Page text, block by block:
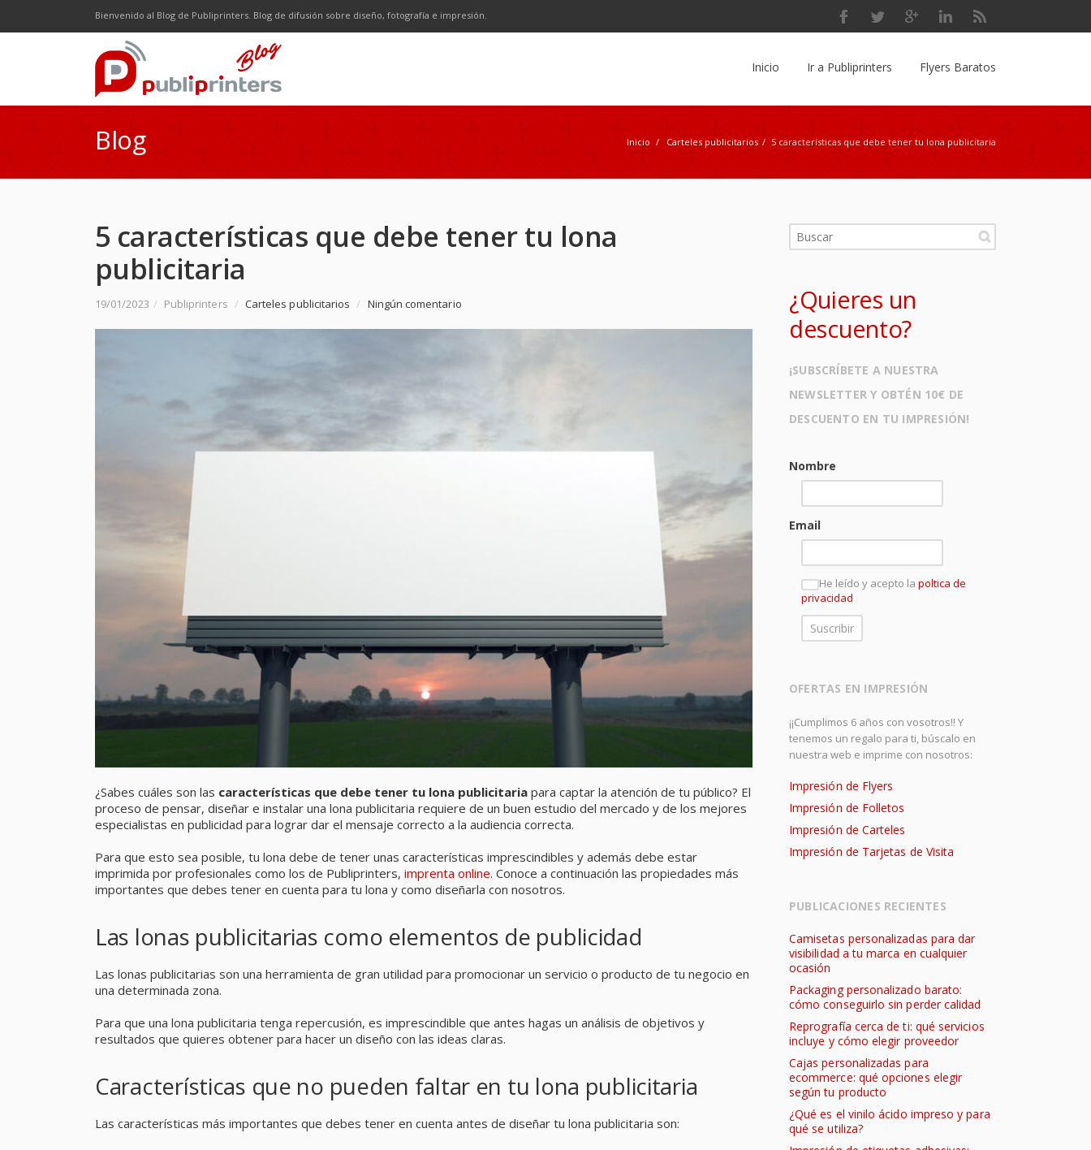
Bienvenido al Blog de Publiprinters. Blog de difusión sobre diseño, fotografía e impresión.
FacebookTwitterGoogle Plus
LinkedInRSS
Inicio Ir a Publiprinters Flyers Baratos
Inicio / Carteles publicitarios / 5 características que debe tener tu lona publicitaria
Blog
5 características que debe tener tu lona
publicitaria
19/01/2023 / Publiprinters / Carteles publicitarios / Ningún comentario
¿Sabes cuáles son las características que debe tener tu lona publicitaria para captar la atención de tu público? El
proceso de pensar, diseñar e instalar una lona publicitaria requiere de un buen estudio del mercado y de los mejores
especialistas en publicidad para lograr dar el mensaje correcto a la audiencia correcta.
Para que esto sea posible, tu lona debe de tener unas características imprescindibles y además debe estar
imprimida por profesionales como los de Publiprinters, imprenta online. Conoce a continuación las propiedades más
importantes que debes tener en cuenta para tu lona y como diseñarla con nosotros.
Las lonas publicitarias como elementos de publicidad
Las lonas publicitarias son una herramienta de gran utilidad para promocionar un servicio o producto de tu negocio en
una determinada zona.
Para que una lona publicitaria tenga repercusión, es imprescindible que antes hagas un análisis de objetivos y
resultados que quieres obtener para hacer un diseño con las ideas claras.
Características que no pueden faltar en tu lona publicitaria
Las características más importantes que debes tener en cuenta antes de diseñar tu lona publicitaria son:
¿Quieres un
descuento?
¡SUBSCRÍBETE A NUESTRA
NEWSLETTER Y OBTÉN 10€ DE
DESCUENTO EN TU IMPRESIÓN!
Nombre
Email
He leído y acepto la poltica de
privacidad
OFERTAS EN IMPRESIÓN
¡¡Cumplimos 6 años con vosotros!! Y
tenemos un regalo para ti, búscalo en
nuestra web e imprime con nosotros:
Impresión de Flyers
Impresión de Folletos
Impresión de Carteles
Impresión de Tarjetas de Visita
PUBLICACIONES RECIENTES
Camisetas personalizadas para dar
visibilidad a tu marca en cualquier
ocasión
Packaging personalizado barato:
cómo conseguirlo sin perder calidad
Reprografía cerca de ti: qué servicios
incluye y cómo elegir proveedor
Cajas personalizadas para
ecommerce: qué opciones elegir
según tu producto
¿Qué es el vinilo ácido impreso y para
qué se utiliza?